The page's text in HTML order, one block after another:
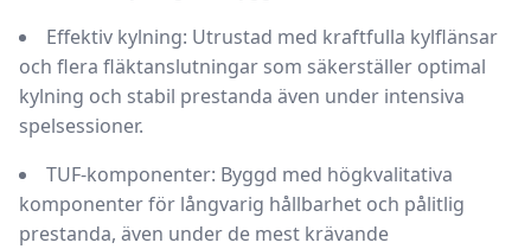
Effektiv kylning: Utrustad med kraftfulla kylflänsar
och flera fläktanslutningar som säkerställer optimal
kylning och stabil prestanda även under intensiva
spelsessioner.
TUF-komponenter: Byggd med högkvalitativa
komponenter för långvarig hållbarhet och pålitlig
prestanda, även under de mest krävande